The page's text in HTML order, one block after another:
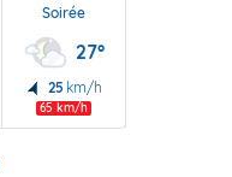
Soirée
27°
25 km/h
65 km/h